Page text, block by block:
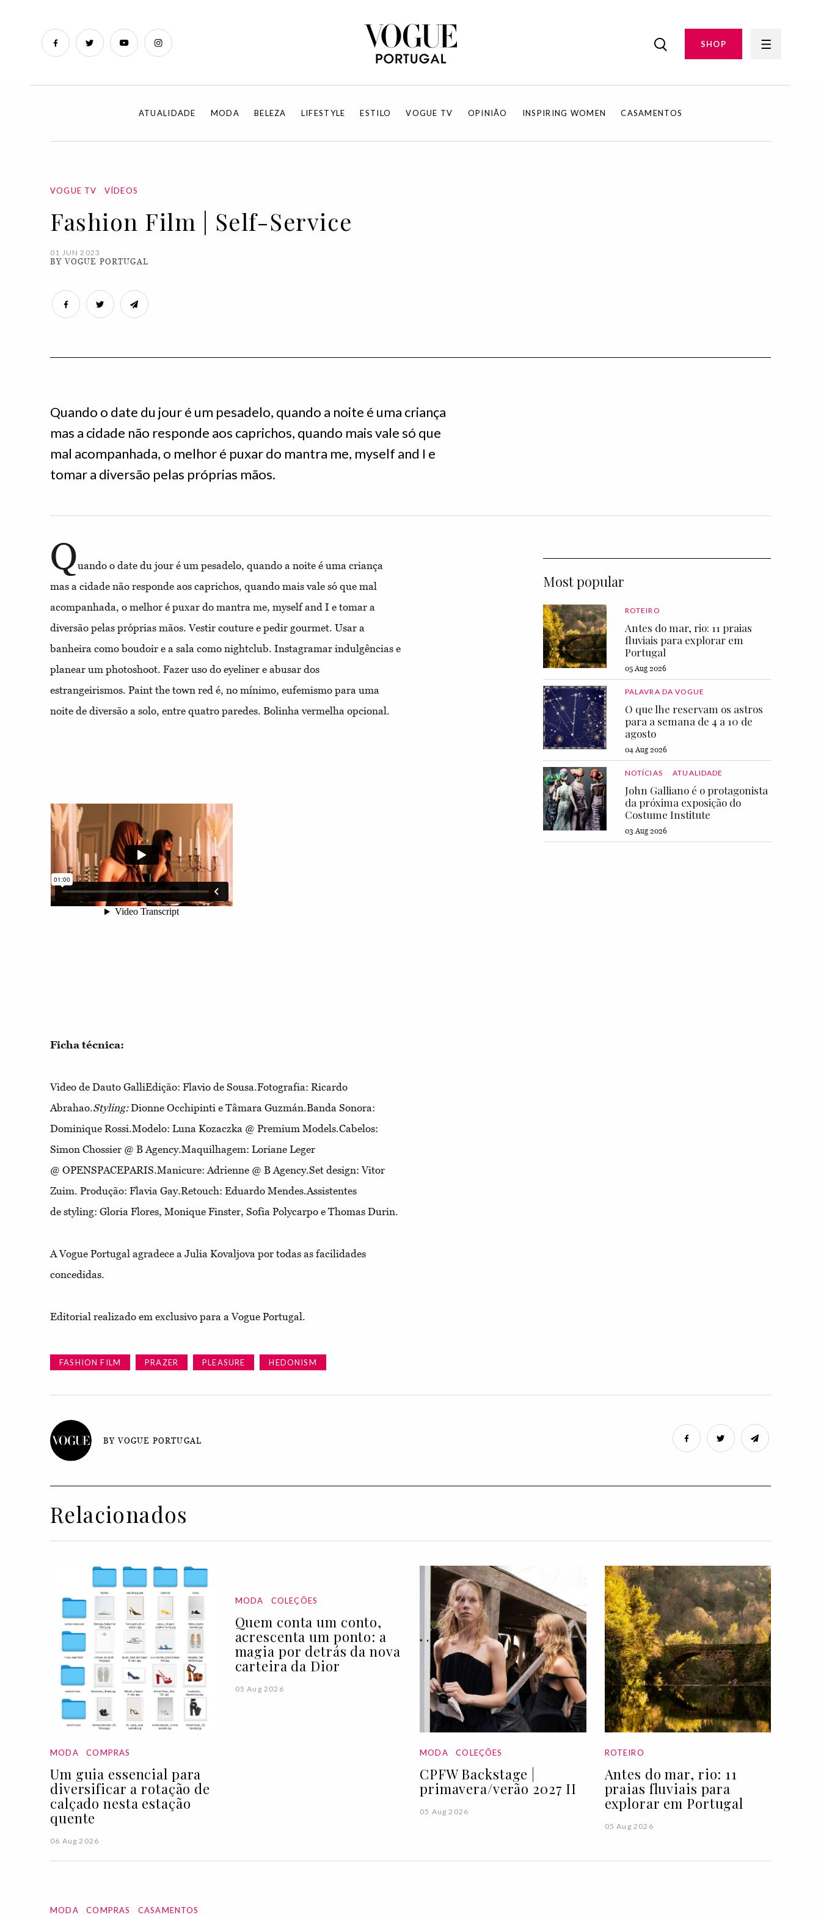
SHOP
ATUALIDADE MODA BELEZA LIFESTYLE ESTILO VOGUE TV OPINIÃO INSPIRING WOMEN CASAMENTOS
VOGUE TV VÍDEOS
Fashion Film | Self-Service
01 JUN 2023
BY VOGUE PORTUGAL
Quando o date du jour é um pesadelo, quando a noite é uma criança
mas a cidade não responde aos caprichos, quando mais vale só que
mal acompanhada, o melhor é puxar do mantra me, myself and I e
tomar a diversão pelas próprias mãos.
Quando o date du jour é um pesadelo, quando a noite é uma criança
mas a cidade não responde aos caprichos, quando mais vale só que mal
acompanhada, o melhor é puxar do mantra me, myself and I e tomar a
diversão pelas próprias mãos. Vestir couture e pedir gourmet. Usar a
banheira como boudoir e a sala como nightclub. Instagramar indulgências e
planear um photoshoot. Fazer uso do eyeliner e abusar dos
estrangeirismos. Paint the town red é, no mínimo, eufemismo para uma
noite de diversão a solo, entre quatro paredes. Bolinha vermelha opcional.
Ficha técnica:
Video de Dauto GalliEdição: Flavio de Sousa.Fotografia: Ricardo
Abrahao.Styling:Dionne Occhipinti e Tâmara Guzmán.Banda Sonora:
Dominique Rossi.Modelo: Luna Kozaczka @ Premium Models.Cabelos:
Simon Chossier @ B Agency.Maquilhagem: Loriane Leger
@ OPENSPACEPARIS.Manicure: Adrienne @ B Agency.Set design: Vitor
Zuim. Produção: Flavia Gay.Retouch: Eduardo Mendes.Assistentes
de styling: Gloria Flores, Monique Finster, Sofia Polycarpo e Thomas Durin.
A Vogue Portugal agradece a Julia Kovaljova por todas as facilidades
concedidas.
Editorial realizado em exclusivo para a Vogue Portugal.
Most popular
ROTEIRO
Antes do mar, rio: 11 praias
fluviais para explorar em
Portugal
05 Aug 2026
PALAVRA DA VOGUE
O que lhe reservam os astros
para a semana de 4 a 10 de
agosto
04 Aug 2026
NOTÍCIAS ATUALIDADE
John Galliano é o protagonista
da próxima exposição do
Costume Institute
03 Aug 2026
FASHION FILM PRAZER PLEASURE HEDONISM
BY VOGUE PORTUGAL
Relacionados
MODA COMPRAS
Um guia essencial para
diversificar a rotação de
calçado nesta estação
quente
06 Aug 2026
MODA COLEÇÕES
Quem conta um conto,
acrescenta um ponto: a
magia por detrás da nova
carteira da Dior
05 Aug 2026
MODA COLEÇÕES
CPFW Backstage |
primavera/verão 2027 II
05 Aug 2026
ROTEIRO
Antes do mar, rio: 11
praias fluviais para
explorar em Portugal
05 Aug 2026
MODA COMPRAS CASAMENTOS